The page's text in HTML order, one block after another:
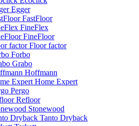
Egger
FastFloor
FineFlex
FineFloor
Floor factor
Forbo
Grabo
Hoffmann
Home Expert
Pergo
Refloor
Stonewood
Tanto Dryback